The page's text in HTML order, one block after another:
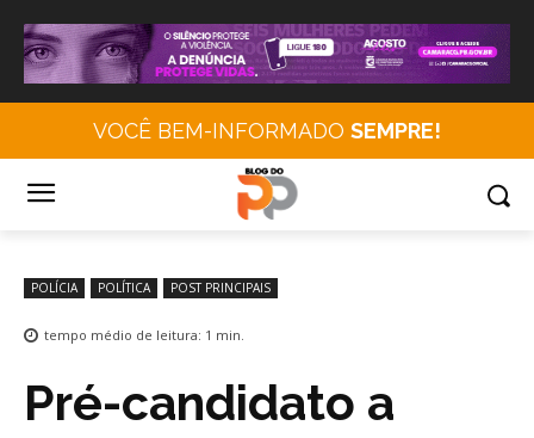
VOCÊ BEM-INFORMADO SEMPRE!
POLÍCIA POLÍTICA POST PRINCIPAIS
tempo médio de leitura: 1 min.
Pré-candidato a